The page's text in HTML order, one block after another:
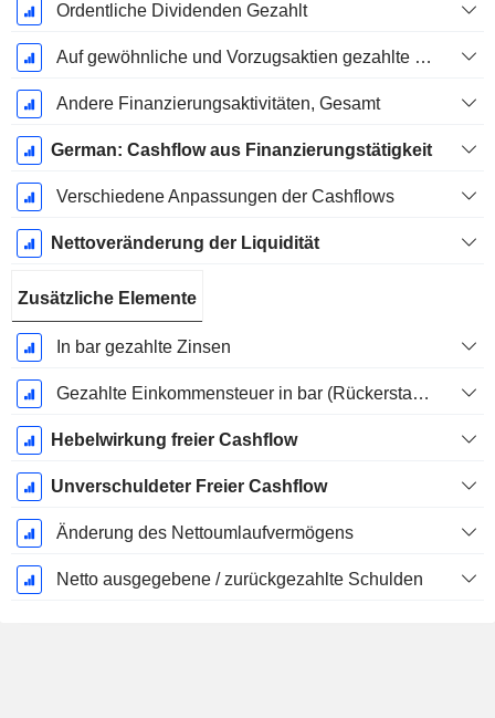
Ordentliche Dividenden Gezahlt
Auf gewöhnliche und Vorzugsaktien gezahlte Dividenden
Andere Finanzierungsaktivitäten, Gesamt
German: Cashflow aus Finanzierungstätigkeit
Verschiedene Anpassungen der Cashflows
Nettoveränderung der Liquidität
Zusätzliche Elemente
In bar gezahlte Zinsen
Gezahlte Einkommensteuer in bar (Rückerstattung)
Hebelwirkung freier Cashflow
Unverschuldeter Freier Cashflow
Änderung des Nettoumlaufvermögens
Netto ausgegebene / zurückgezahlte Schulden